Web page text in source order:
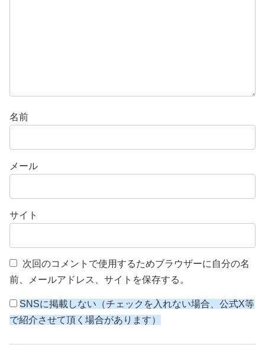
名前
メール
サイト
次回のコメントで使用するためブラウザーに自分の名
前、メールアドレス、サイトを保存する。
SNSに掲載しない（チェックを入れない場合、公式X等
で紹介させて頂く場合があります）